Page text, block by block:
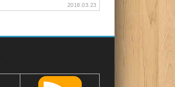
2018.03.23